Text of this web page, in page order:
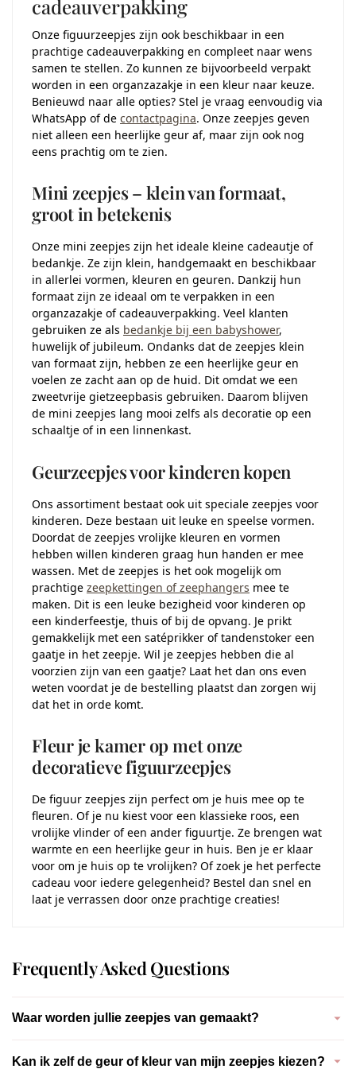
cadeauverpakking
Onze figuurzeepjes zijn ook beschikbaar in een
prachtige cadeauverpakking en compleet naar wens
samen te stellen. Zo kunnen ze bijvoorbeeld verpakt
worden in een organzazakje in een kleur naar keuze.
Benieuwd naar alle opties? Stel je vraag eenvoudig via
WhatsApp of de contactpagina. Onze zeepjes geven
niet alleen een heerlijke geur af, maar zijn ook nog
eens prachtig om te zien.
Mini zeepjes – klein van formaat,
groot in betekenis
Onze mini zeepjes zijn het ideale kleine cadeautje of
bedankje. Ze zijn klein, handgemaakt en beschikbaar
in allerlei vormen, kleuren en geuren. Dankzij hun
formaat zijn ze ideaal om te verpakken in een
organzazakje of cadeauverpakking. Veel klanten
gebruiken ze als bedankje bij een babyshower,
huwelijk of jubileum. Ondanks dat de zeepjes klein
van formaat zijn, hebben ze een heerlijke geur en
voelen ze zacht aan op de huid. Dit omdat we een
zweetvrije gietzeepbasis gebruiken. Daarom blijven
de mini zeepjes lang mooi zelfs als decoratie op een
schaaltje of in een linnenkast.
Geurzeepjes voor kinderen kopen
Ons assortiment bestaat ook uit speciale zeepjes voor
kinderen. Deze bestaan uit leuke en speelse vormen.
Doordat de zeepjes vrolijke kleuren en vormen
hebben willen kinderen graag hun handen er mee
wassen. Met de zeepjes is het ook mogelijk om
prachtige zeepkettingen of zeephangers mee te
maken. Dit is een leuke bezigheid voor kinderen op
een kinderfeestje, thuis of bij de opvang. Je prikt
gemakkelijk met een satéprikker of tandenstoker een
gaatje in het zeepje. Wil je zeepjes hebben die al
voorzien zijn van een gaatje? Laat het dan ons even
weten voordat je de bestelling plaatst dan zorgen wij
dat het in orde komt.
Fleur je kamer op met onze
decoratieve figuurzeepjes
De figuur zeepjes zijn perfect om je huis mee op te
fleuren. Of je nu kiest voor een klassieke roos, een
vrolijke vlinder of een ander figuurtje. Ze brengen wat
warmte en een heerlijke geur in huis. Ben je er klaar
voor om je huis op te vrolijken? Of zoek je het perfecte
cadeau voor iedere gelegenheid? Bestel dan snel en
laat je verrassen door onze prachtige creaties!
Frequently Asked Questions
Waar worden jullie zeepjes van gemaakt?
Kan ik zelf de geur of kleur van mijn zeepjes kiezen?